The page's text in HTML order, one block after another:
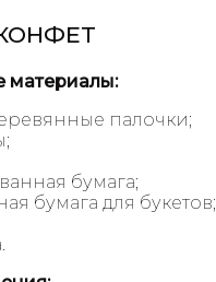
материалы:
палочки;
бумага;
бумага для букетов;